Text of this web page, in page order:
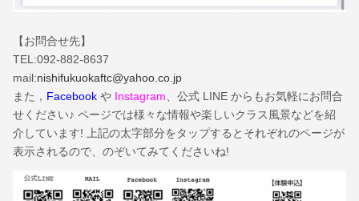
【お問合せ先】
TEL:092-882-8637
mail:nishifukuokaftc@yahoo.co.jp
また， Facebook や Instagram 、公式 LINE からもお気軽にお問合
せください♪ ページでは様々な情報や楽しいクラス風景などを紹
介しています! 上記の太字部分をタップするとそれぞれのページが
表示されるので、のぞいてみてくださいね!